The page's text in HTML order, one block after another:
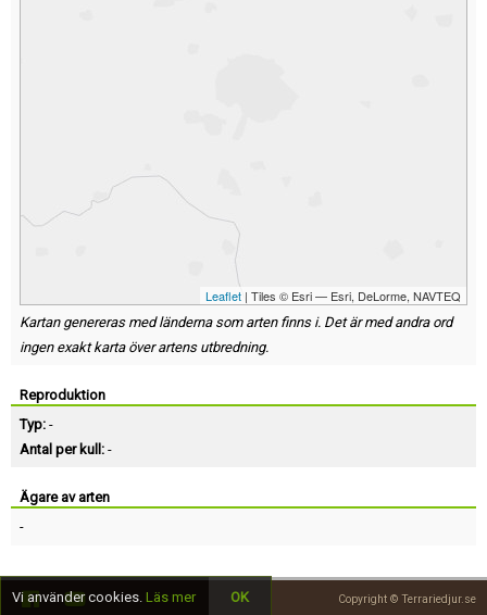
Leaflet | Tiles © Esri — Esri, DeLorme, NAVTEQ
Kartan genereras med länderna som arten finns i. Det är med andra ord
ingen exakt karta över artens utbredning.
Reproduktion
Typ: -
Antal per kull: -
Ägare av arten
-
Copyright © Terrariedjur.se
Vi använder cookies. Läs mer OK